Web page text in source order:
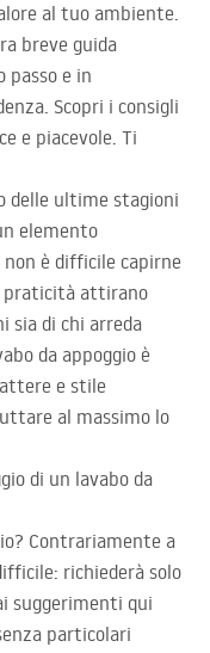
al tuo ambiente.
breve guida
passo e in
Scopri i consigli
e piacevole. Ti
delle ultime stagioni
elemento
è difficile capirne
praticità attirano
sia di chi arreda
da appoggio è
e stile
al massimo lo
di un lavabo da
Contrariamente a
richiederà solo
suggerimenti qui
particolari